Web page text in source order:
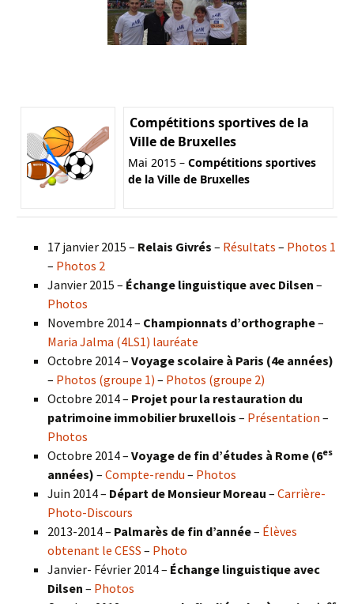
Compétitions sportives de la
Ville de Bruxelles
Mai 2015 – Compétitions sportives
de la Ville de Bruxelles
17 janvier 2015 – Relais Givrés – Résultats – Photos 1
– Photos 2
Janvier 2015 – Échange linguistique avec Dilsen –
Photos
Novembre 2014 – Championnats d’orthographe–
Maria Jalma (4LS1) lauréate
Octobre 2014 – Voyage scolaire à Paris (4e années)
– Photos (groupe 1) – Photos (groupe 2)
Octobre 2014 – Projet pour la restauration du
patrimoine immobilier bruxellois – Présentation –
Photos
Octobre 2014 – Voyage de fin d’études à Rome (6es
années) – Compte-rendu – Photos
Juin 2014 – Départ de Monsieur Moreau – Carrière-
Photo-Discours
2013-2014 – Palmarès de fin d’année– Élèves
obtenant le CESS – Photo
Janvier- Février 2014 – Échange linguistique avec
Dilsen – Photos